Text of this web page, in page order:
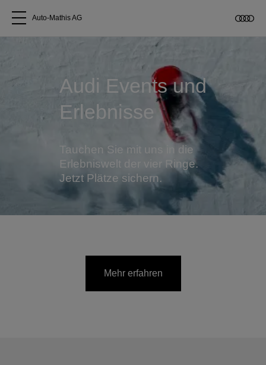
Alle Modelle
Service & Reparatur
Audi Original Zubehör
Auto-Mathis AG
Audi Events und
Erlebnisse
Tauchen Sie mit uns in die
Erlebniswelt der vier Ringe.
Jetzt Plätze sichern.
Mehr erfahren